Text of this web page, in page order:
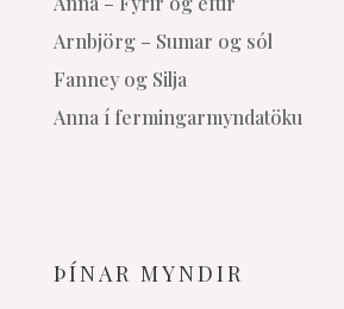
Arnbjörg – Sumar og sól
Fanney og Silja
Anna í fermingarmyndatöku
ÞÍNAR MYNDIR